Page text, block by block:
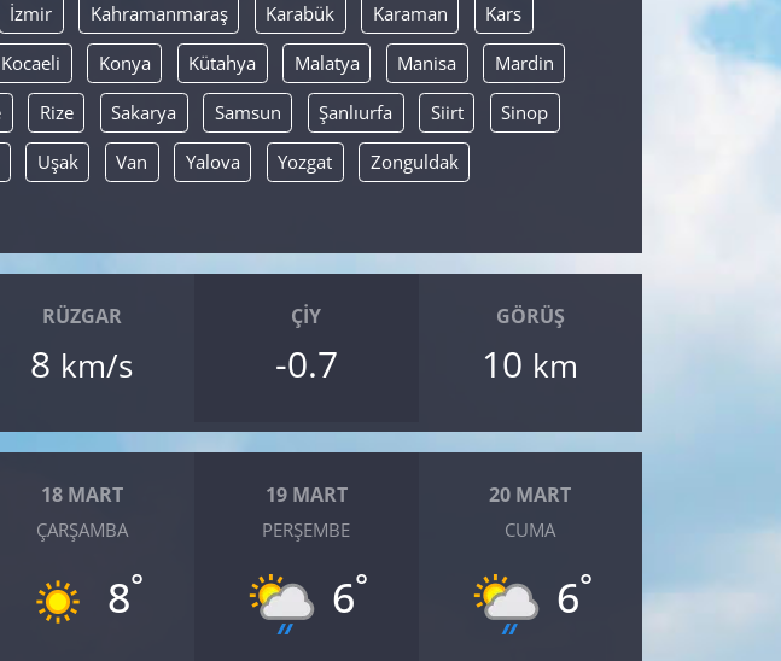
İzmir Kahramanmaraş Karabük Karaman Kars
Kocaeli Konya Kütahya Malatya Manisa Mardin
Rize Sakarya Samsun Şanlıurfa Siirt Sinop
Uşak Van Yalova Yozgat Zonguldak
RÜZGAR
8 km/s
ÇIY
-0.7
GÖRÜŞ
10 km
18 MART
ÇARŞAMBA
8°
19 MART
PERŞEMBE
6°
20 MART
CUMA
6°